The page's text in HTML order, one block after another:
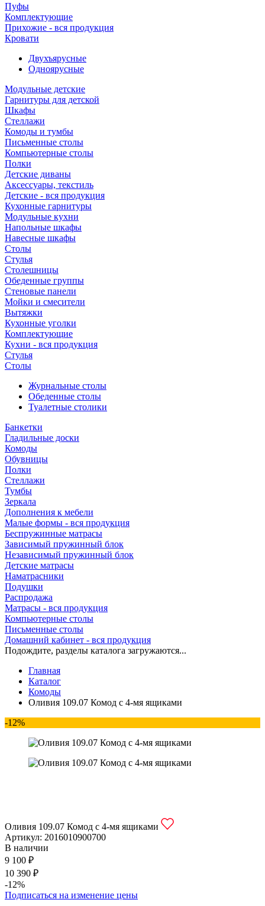
Пуфы
Комплектующие
Прихожие - вся продукция
Кровати
Двухъярусные
Одноярусные
Модульные детские
Гарнитуры для детской
Шкафы
Стеллажи
Комоды и тумбы
Письменные столы
Компьютерные столы
Полки
Детские диваны
Аксессуары, текстиль
Детские - вся продукция
Кухонные гарнитуры
Модульные кухни
Напольные шкафы
Навесные шкафы
Столы
Стулья
Столешницы
Обеденные группы
Стеновые панели
Мойки и смесители
Вытяжки
Кухонные уголки
Комплектующие
Кухни - вся продукция
Стулья
Столы
Журнальные столы
Обеденные столы
Туалетные столики
Банкетки
Гладильные доски
Комоды
Обувницы
Полки
Стеллажи
Тумбы
Зеркала
Дополнения к мебели
Малые формы - вся продукция
Беспружинные матрасы
Зависимый пружинный блок
Независимый пружинный блок
Детские матрасы
Наматрасники
Подушки
Распродажа
Матрасы - вся продукция
Компьютерные столы
Письменные столы
Домашний кабинет - вся продукция
Подождите, разделы каталога загружаются...
Главная
Каталог
Комоды
Оливия 109.07 Комод с 4-мя ящиками
-12%
Оливия 109.07 Комод с 4-мя ящиками
Артикул: 2016010900700
В наличии
9 100 ₽
10 390 ₽
-12%
Подписаться на изменение цены